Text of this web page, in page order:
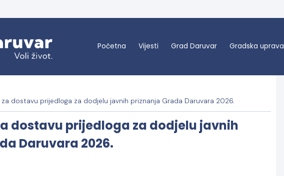
Početna Vijesti Grad Daruvar Gradska uprava
za dostavu prijedloga za dodjelu javnih priznanja Grada Daruvara 2026.
dostavu prijedloga za dodjelu javnih
Daruvara 2026.